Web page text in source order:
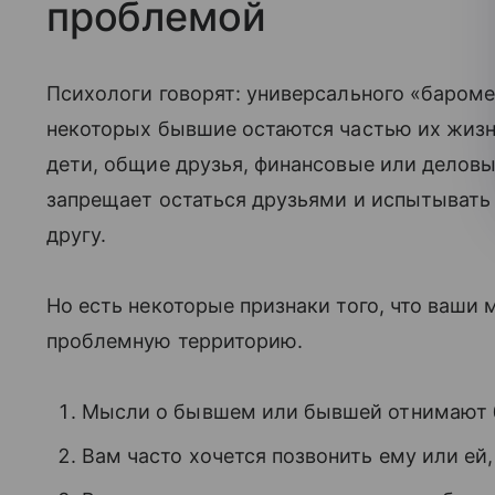
проблемой
Психологи говорят: универсального
некоторых бывшие остаются частью их
дети, общие друзья, финансовые или
запрещает остаться друзьями и
другу.
Но есть некоторые признаки того, что ваши
проблемную территорию.
Мысли о бывшем или бывшей отнимают
Вам часто хочется позвонить ему или